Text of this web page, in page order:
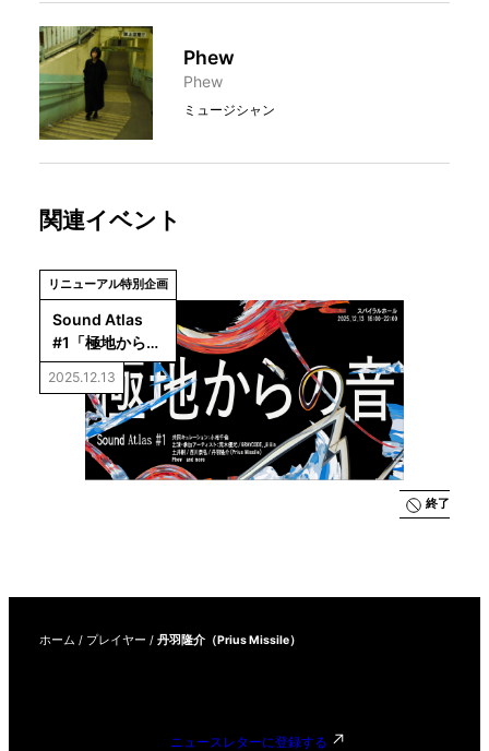
Phew
Phew
ミュージシャン
関連イベント
リニューアル特別企画
Sound Atlas
#1「極地からの
音」
2025.12.13
終了
ホーム / プレイヤー / 丹羽隆介（Prius Missile）
ニュースレターに登録する